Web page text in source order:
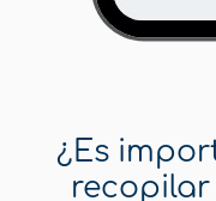
¿Es
recopilar